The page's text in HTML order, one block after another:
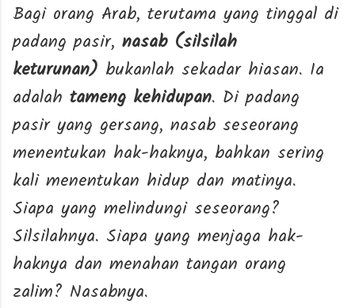
Bagi orang Arab, terutama yang tinggal di
padang pasir, nasab (silsilah
keturunan) bukanlah sekadar hiasan. Ia
adalah tameng kehidupan. Di padang
pasir yang gersang, nasab seseorang
menentukan hak-haknya, bahkan sering
kali menentukan hidup dan matinya.
Siapa yang melindungi seseorang?
Silsilahnya. Siapa yang menjaga hak-
haknya dan menahan tangan orang
zalim? Nasabnya.